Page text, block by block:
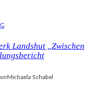
R
I
H
S
F
S
Landshut „Zwischen
Michaela Schabel